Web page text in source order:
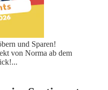
und Sparen!
von Norma ab dem
...